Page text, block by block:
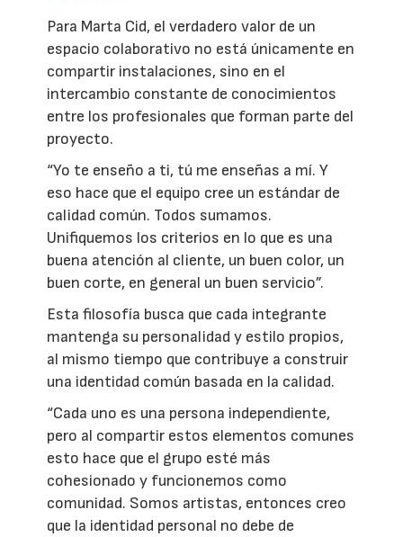
Para Marta Cid, el verdadero valor de un
espacio colaborativo no está únicamente en
compartir instalaciones, sino en el
intercambio constante de conocimientos
entre los profesionales que forman parte del
proyecto.
“Yo te enseño a ti, tú me enseñas a mí. Y
eso hace que el equipo cree un estándar de
calidad común. Todos sumamos.
Unifiquemos los criterios en lo que es una
buena atención al cliente, un buen color, un
buen corte, en general un buen servicio”.
Esta filosofía busca que cada integrante
mantenga su personalidad y estilo propios,
al mismo tiempo que contribuye a construir
una identidad común basada en la calidad.
“Cada uno es una persona independiente,
pero al compartir estos elementos comunes
esto hace que el grupo esté más
cohesionado y funcionemos como
comunidad. Somos artistas, entonces creo
que la identidad personal no debe de